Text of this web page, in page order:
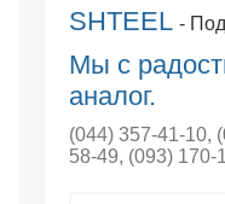
SHTEEL -
Мы с
аналог.
(044) 357-41-10,
58-49, (093) 170-